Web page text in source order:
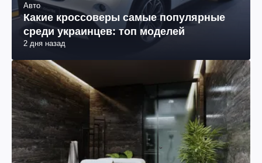
Авто
Какие кроссоверы самые популярные
среди украинцев: топ моделей
2 дня назад